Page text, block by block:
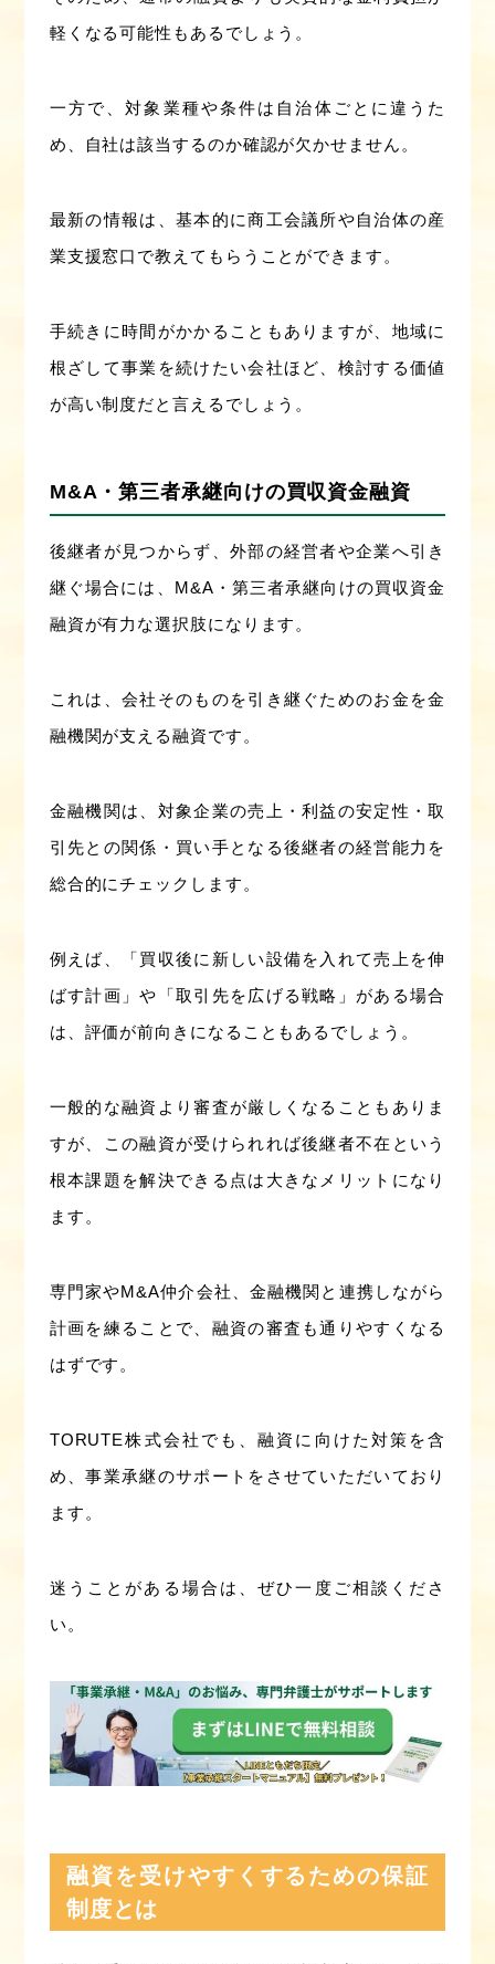
軽くなる可能性もあるでしょう。
一方で、対象業種や条件は自治体ごとに違うた
め、自社は該当するのか確認が欠かせません。
最新の情報は、基本的に商工会議所や自治体の産
業支援窓口で教えてもらうことができます。
手続きに時間がかかることもありますが、地域に
根ざして事業を続けたい会社ほど、検討する価値
が高い制度だと言えるでしょう。
M&A・第三者承継向けの買収資金融資
後継者が見つからず、外部の経営者や企業へ引き
継ぐ場合には、M&A・第三者承継向けの買収資金
融資が有力な選択肢になります。
これは、会社そのものを引き継ぐためのお金を金
融機関が支える融資です。
金融機関は、対象企業の売上・利益の安定性・取
引先との関係・買い手となる後継者の経営能力を
総合的にチェックします。
例えば、「買収後に新しい設備を入れて売上を伸
ばす計画」や「取引先を広げる戦略」がある場合
は、評価が前向きになることもあるでしょう。
一般的な融資より審査が厳しくなることもありま
すが、この融資が受けられれば後継者不在という
根本課題を解決できる点は大きなメリットになり
ます。
専門家やM&A仲介会社、金融機関と連携しながら
計画を練ることで、融資の審査も通りやすくなる
はずです。
TORUTE株式会社でも、融資に向けた対策を含
め、事業承継のサポートをさせていただいており
ます。
迷うことがある場合は、ぜひ一度ご相談くださ
い。
融資を受けやすくするための保証
制度とは